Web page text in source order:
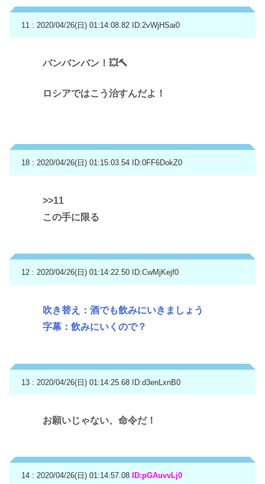
11 : 2020/04/26(日) 01:14:08.82 ID:2vWjHSai0
バンバンバン！💥🔨
ロシアではこう治すんだよ！
18 : 2020/04/26(日) 01:15:03.54 ID:0FF6DokZ0
>>11
この手に限る
12 : 2020/04/26(日) 01:14:22.50 ID:CwMjKejf0
吹き替え：酒でも飲みにいきましょう
字幕：飲みにいくので？
13 : 2020/04/26(日) 01:14:25.68 ID:d3enLxnB0
お願いじゃない、命令だ！
14 : 2020/04/26(日) 01:14:57.08 ID:pGAuvvLj0